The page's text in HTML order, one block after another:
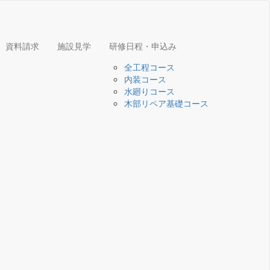
資料請求 施設見学
研修日程・申込み
全工程コース
内装コース
水廻りコース
木部リペア基礎コース